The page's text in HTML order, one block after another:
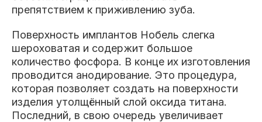
препятствием к приживлению зуба.
Поверхность имплантов Нобель слегка
шероховатая и содержит большое
количество фосфора. В конце их изготовления
проводится анодирование. Это процедура,
которая позволяет создать на поверхности
изделия утолщённый слой оксида титана.
Последний, в свою очередь увеличивает